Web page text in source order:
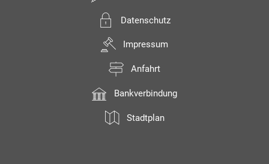
Datenschutz
Impressum
Anfahrt
Bankverbindung
Stadtplan